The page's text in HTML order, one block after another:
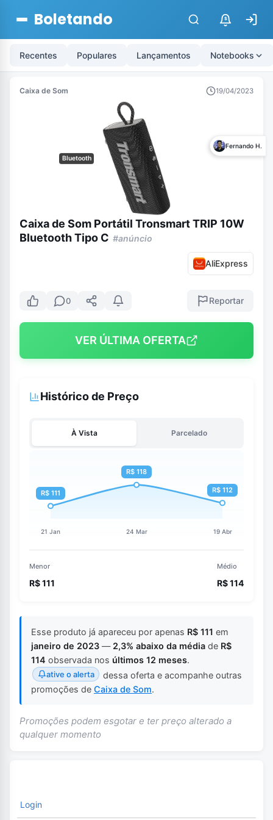
Boletando $
Recentes Populares Lançamentos Notebooks
Caixa de Som 19/04/2023
Bluetooth
Fernando H.
Caixa de Som Portátil Tronsmart TRIP 10W
Bluetooth Tipo C #anúncio
AliExpress
0 Reportar
VER ÚLTIMA OFERTA
Histórico de Preço
À Vista Parcelado
Menor
R$ 111
Médio
R$ 114
Esse produto já apareceu por apenas R$ 111 em
janeiro de 2023 — 2,3% abaixo da média de R$
114 observada nos últimos 12 meses.
ative o alerta
dessa oferta e acompanhe outras
promoções de Caixa de Som.
Promoções podem esgotar e ter preço alterado a
qualquer momento
Login